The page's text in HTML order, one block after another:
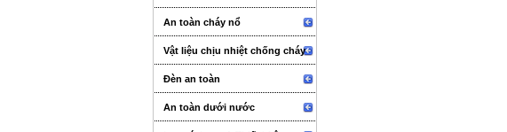
An toàn cháy nổ
Vật liệu chịu nhiệt chống cháy
Đèn an toàn
An toàn dưới nước